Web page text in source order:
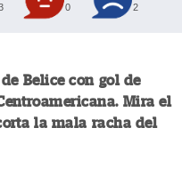
0 2
Belice con gol de
Mira el
la mala racha del